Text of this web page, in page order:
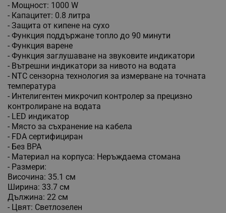
- Мощност: 1000 W
- Капацитет: 0.8 литра
- Защита от кипене на сухо
- Функция поддържане топло до 90 минути
- Функция варене
- Функция заглушаване на звуковите индикатори
- Вътрешни индикатори за нивото на водата
- NTC сензорна технология за измерване на точната
температура
- Интелигентен микрочип контролер за прецизно
контролиране на водата
- LED индикатор
- Място за съхранение на кабела
- FDA сертифициран
- Без BPA
- Материал на корпуса: Неръждаема стомана
- Размери:
Височина: 35.1 см
Ширина: 33.7 см
Дължина: 22 см
- Цвят: Светлозелен